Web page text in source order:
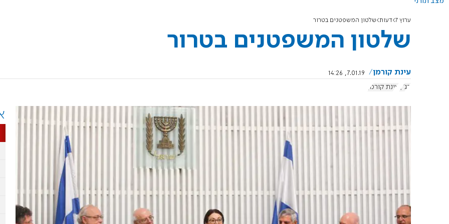
ערוץ 7 דעות שלטון המשפטנים בטרור
שלטון המשפטנים בטרור
עינת קורמן
7.01.19, 14:26
בג"ץ
עינת קורמן